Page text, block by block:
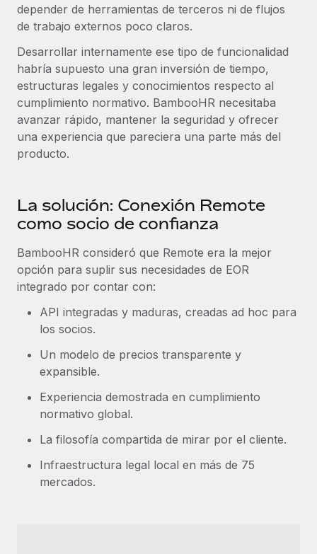
depender de herramientas de terceros ni de flujos
de trabajo externos poco claros.
Desarrollar internamente ese tipo de funcionalidad
habría supuesto una gran inversión de tiempo,
estructuras legales y conocimientos respecto al
cumplimiento normativo. BambooHR necesitaba
avanzar rápido, mantener la seguridad y ofrecer
una experiencia que pareciera una parte más del
producto.
La solución: Conexión Remote
como socio de confianza
BambooHR consideró que Remote era la mejor
opción para suplir sus necesidades de EOR
integrado por contar con:
API integradas y maduras, creadas ad hoc para
los socios.
Un modelo de precios transparente y
expansible.
Experiencia demostrada en cumplimiento
normativo global.
La filosofía compartida de mirar por el cliente.
Infraestructura legal local en más de 75
mercados.